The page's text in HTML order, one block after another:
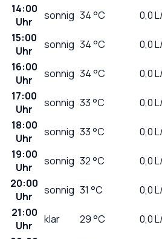
14:00
Uhr
sonnig 34°C 0,0
15:00
Uhr
sonnig 34°C 0,0
16:00
Uhr
sonnig 34°C 0,0
17:00
Uhr
sonnig 33°C 0,0
18:00
Uhr
sonnig 33°C 0,0
19:00
Uhr
sonnig 32°C 0,0
20:00
Uhr
sonnig 31 °C 0,0
21:00
Uhr
klar 29°C 0,0